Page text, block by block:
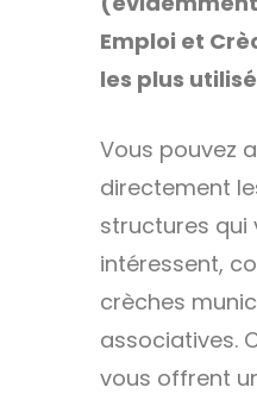
Emploi et
les plus
Vous pouvez
directement
structures qui
intéressent,
crèches
associatives.
vous offrent